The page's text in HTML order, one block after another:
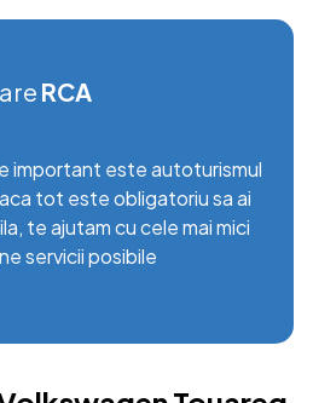
RCA
important este autoturismul
tot este obligatoriu sa ai
te ajutam cu cele mai mici
servicii posibile